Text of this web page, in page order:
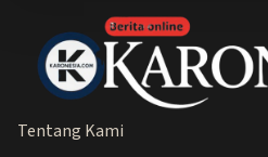
Tentang Kami